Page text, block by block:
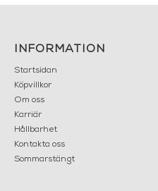
INFORMATION
Startsidan
Köpvillkor
Om oss
Karriär
Hållbarhet
Kontakta oss
Sommarstängt